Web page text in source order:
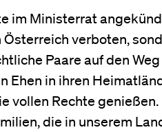
im Ministerrat
Österreich verboten,
Paare auf den
Ehen in ihren
vollen Rechte
die in unserem